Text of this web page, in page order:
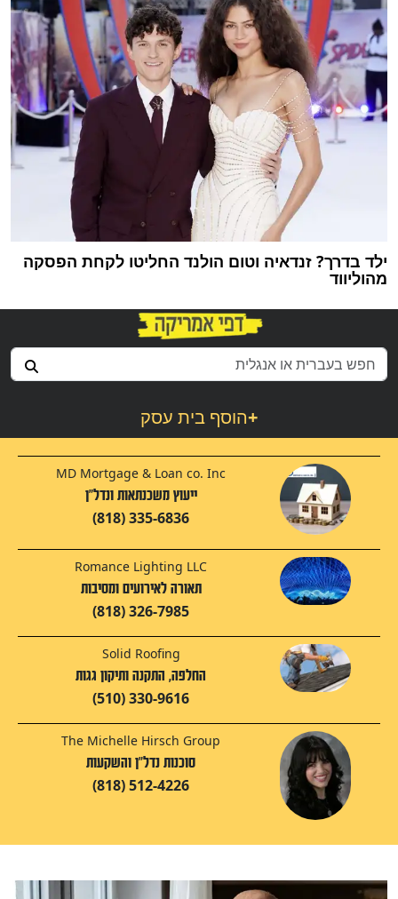
ילד בדרך? זנדאיה וטום הולנד החליטו לקחת הפסקה
מהוליווד
הוסף בית עסק+
MD Mortgage & Loan co. Inc
ייעוץ משכנתאות ונדל"ן
(818) 335-6836
Romance Lighting LLC
תאורה לאירועים ומסיבות
(818) 326-7985
Solid Roofing
החלפה, התקנה ותיקון גגות
(510) 330-9616
The Michelle Hirsch Group
סוכנות נדל"ן והשקעות
(818) 512-4226